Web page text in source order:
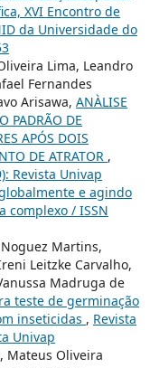
XVI Encontro de
da Universidade do
Lima, Leandro
Fernandes
Arisawa, ANÀLISE
PADRÃO DE
APÓS DOIS
DE ATRATOR ,
Revista Univap
e agindo
complexo / ISSN
Martins,
Leitzke Carvalho,
Madruga de
teste de germinação
inseticidas , Revista
Univap
Mateus Oliveira